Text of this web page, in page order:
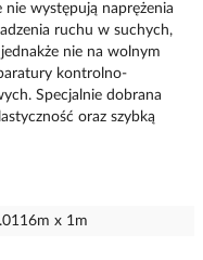
nie występują naprężenia
ruchu w suchych,
nie na wolnym
kontrolno-
Specjalnie dobrana
oraz szybką
x 1m